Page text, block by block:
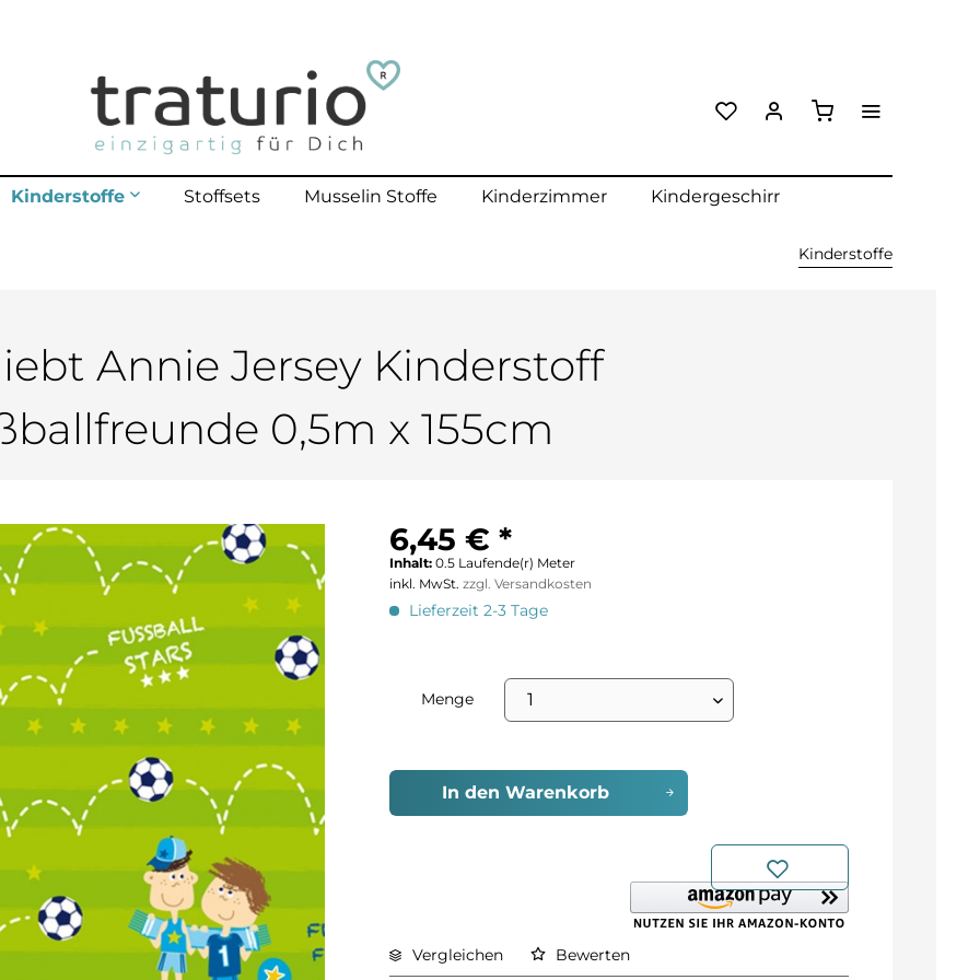
Kinderstoffe
Stoffsets Musselin Stoffe Kinderzimmer Kindergeschirr
bis 70 Kg
Kinderstoffe
Annie Jersey Kinderstoff
0,5m x 155cm
6,45 € *
Inhalt:0.5 Laufende(r) Meter
inkl. MwSt.zzgl. Versandkosten
Lieferzeit 2-3 Tage
Menge
In den Warenkorb
Vergleichen Bewerten